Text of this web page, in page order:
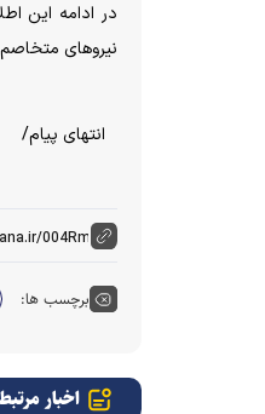
در ادامه این
نیرو‌های
انتهای پیام/
برچسب ها:
اخبار